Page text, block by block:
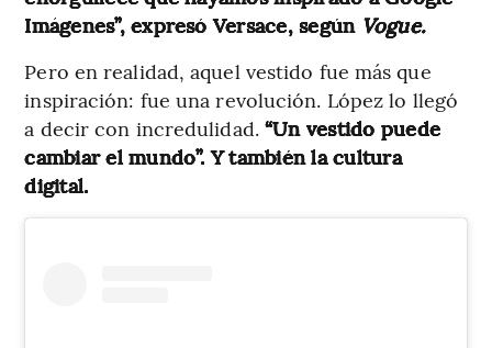
Imágenes”, expresó Versace, según Vogue.
Pero en realidad, aquel vestido fue más que
inspiración: fue una revolución. López lo llegó
a decir con incredulidad. “Un vestido puede
cambiar el mundo”. Y también la cultura
digital.